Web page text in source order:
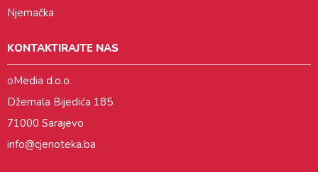
Njemačka
KONTAKTIRAJTE NAS
oMedia d.o.o.
Džemala Bijedića 185
71000 Sarajevo
info@cjenoteka.ba